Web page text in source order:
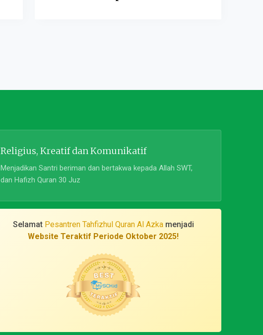
Religius, Kreatif dan Komunikatif
Menjadikan Santri beriman dan bertakwa kepada Allah SWT,
dan Hafizh Quran 30 Juz
Selamat Pesantren Tahfizhul Quran Al Azkamenjadi
Website Teraktif Periode Oktober 2025!